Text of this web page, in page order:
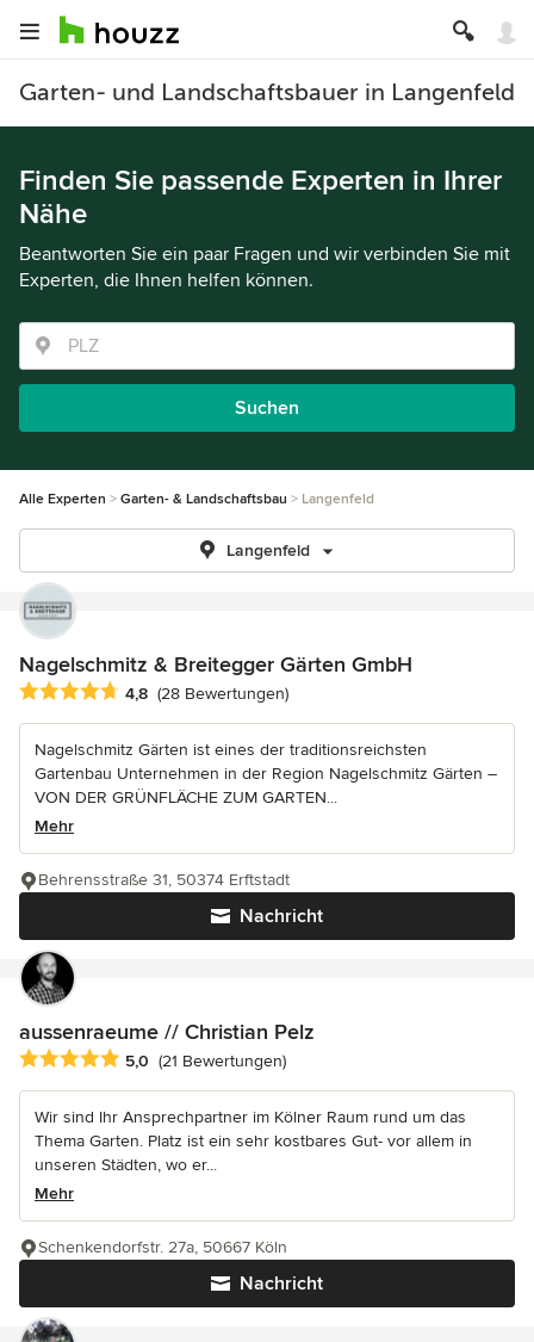
Garten- und Landschaftsbauer in Langenfeld
Finden Sie passende Experten in Ihrer
Nähe
Beantworten Sie ein paar Fragen und wir verbinden Sie mit
Experten, die Ihnen helfen können.
Suchen
Alle Experten Garten- & Landschaftsbau Langenfeld
Langenfeld
Nagelschmitz & Breitegger Gärten GmbH
Durchschnittliche Bewertung: 4.8 von 5 Sternen
4,8 (28 Bewertungen)
Nagelschmitz Gärten ist eines der traditionsreichsten
Gartenbau Unternehmen in der Region Nagelschmitz Gärten –
VON DER GRÜNFLÄCHE ZUM GARTEN...
Mehr
Nachricht
Behrensstraße 31, 50374 Erftstadt
aussenraeume // Christian Pelz
Durchschnittliche Bewertung: 5 von 5 Sternen
5,0 (21 Bewertungen)
Wir sind Ihr Ansprechpartner im Kölner Raum rund um das
Thema Garten. Platz ist ein sehr kostbares Gut- vor allem in
unseren Städten, wo er...
Mehr
Nachricht
Schenkendorfstr. 27a, 50667 Köln